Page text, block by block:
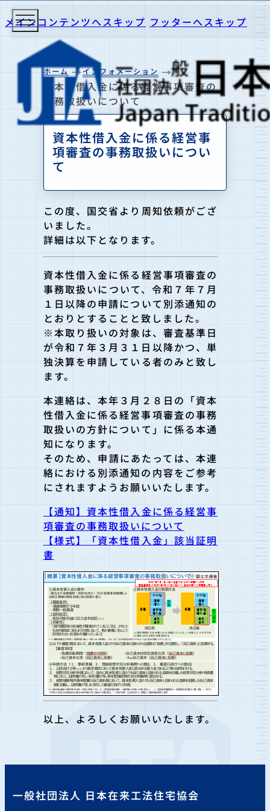
メインコンテンツへスキップ フッターへスキップ
ホーム インフォメーション
資本性借入金に係る経営事項審査の
事務取扱いについて
資本性借入金に係る経営事
項審査の事務取扱いについ
て
この度、国交省より周知依頼がござ
いました。
詳細は以下となります。
資本性借入金に係る経営事項審査の
事務取扱いについて、令和７年 ７月
１日以降の申請について別添通知の
とおりとすることと致しました。
※本取り扱いの対象は、審査基準日
が令和７年３月３１日以降かつ、単
独決算を申請している者のみと致し
ます。
本連絡は、本年３月２８日の「資本
性借入金に係る経営事項審査の事務
取扱いの方針について」に係る本通
知になります。
そのため、申請にあたっては、本連
絡における別添通知の内容をご参考
にされますようお願いいたします。
【通知】資本性借入金に係る経営事
項審査の事務取扱いについて
【様式】「資本性借入金」該当証明
書
以上、よろしくお願いいたします。
一般社団法人 日本在来工法住宅協会